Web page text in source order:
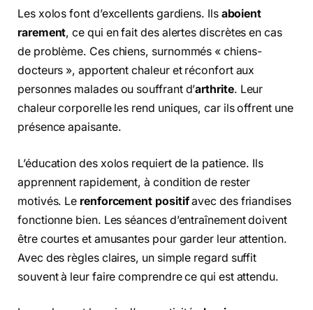
Les xolos font d’excellents gardiens. Ils aboient
rarement, ce qui en fait des alertes discrètes en cas
de problème. Ces chiens, surnommés « chiens-
docteurs », apportent chaleur et réconfort aux
personnes malades ou souffrant d’arthrite. Leur
chaleur corporelle les rend uniques, car ils offrent une
présence apaisante.
L’éducation des xolos requiert de la patience. Ils
apprennent rapidement, à condition de rester
motivés. Le renforcement positifavec des friandises
fonctionne bien. Les séances d’entraînement doivent
être courtes et amusantes pour garder leur attention.
Avec des règles claires, un simple regard suffit
souvent à leur faire comprendre ce qui est attendu.